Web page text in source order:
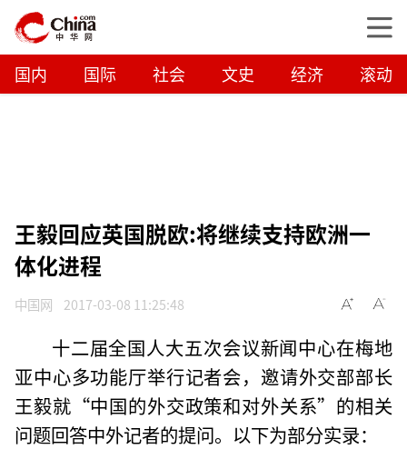
国内 国际 社会 文史 经济 滚动
王毅回应英国脱欧:将继续支持欧洲一
体化进程
中国网 2017-03-08 11:25:48
十二届全国人大五次会议新闻中心在梅地
亚中心多功能厅举行记者会，邀请外交部部长
王毅就“中国的外交政策和对外关系”的相关
问题回答中外记者的提问。以下为部分实录：